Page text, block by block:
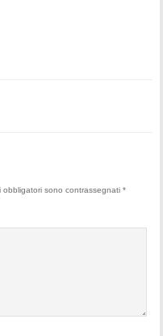
obbligatori sono contrassegnati*